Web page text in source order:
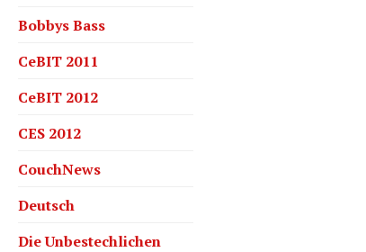
abheben!
Bobbys Bass
CeBIT 2011
CeBIT 2012
CES 2012
CouchNews
Deutsch
Die Unbestechlichen